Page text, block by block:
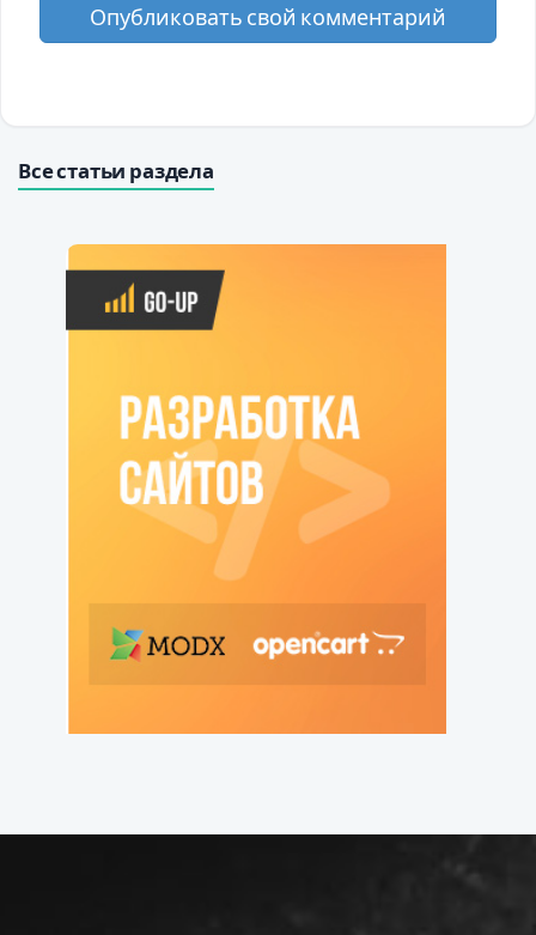
Опубликовать свой комментарий
Все статьи раздела